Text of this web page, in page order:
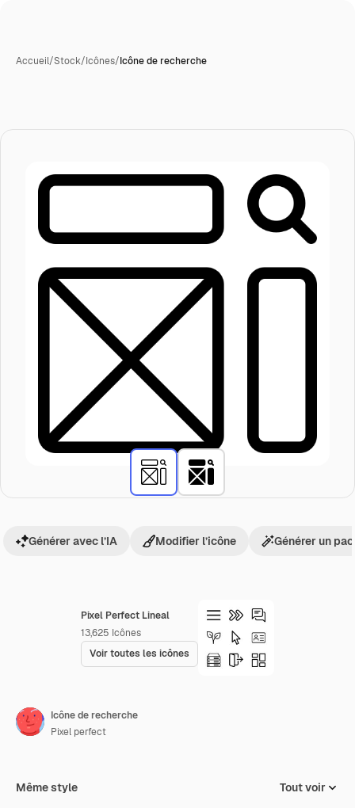
Accueil/Stock/Icônes/Icône de recherche
Pixel Perfect Lineal
13,625 Icônes
Voir toutes les icônes
Générer avec l’IA Modifier l’icône Générer un
Icône de recherche
Pixel perfect
Même style Tout voir